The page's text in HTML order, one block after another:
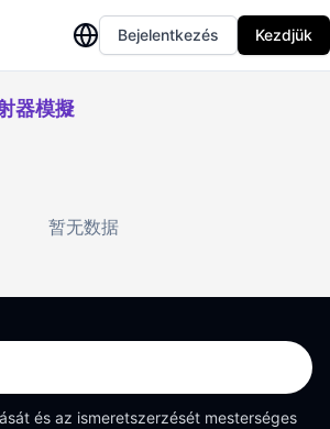
Bejelentkezés Kezdjük
器模擬
暂无数据
és az ismeretszerzését mesterséges